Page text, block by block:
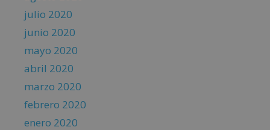
julio 2020
junio 2020
mayo 2020
abril 2020
marzo 2020
febrero 2020
enero 2020